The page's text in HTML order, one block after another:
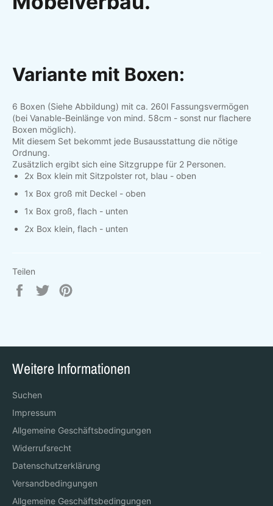
Variante mit Boxen:
6 Boxen (Siehe Abbildung) mit ca. 260l Fassungsvermögen
(bei Vanable-Beinlänge von mind. 58cm - sonst nur flachere
Boxen möglich).
Mit diesem Set bekommt jede Busausstattung die nötige
Ordnung.
Zusätzlich ergibt sich eine Sitzgruppe für 2 Personen.
2x Box klein mit Sitzpolster rot, blau - oben
1x Box groß mit Deckel - oben
1x Box groß, flach - unten
2x Box klein, flach - unten
Teilen
Auf
Facebook
Auf
Twitter
Weitere Informationen
Suchen
Impressum
Allgemeine Geschäftsbedingungen
Widerrufsrecht
Datenschutzerklärung
Versandbedingungen
Allgemeine Geschäftsbedingungen